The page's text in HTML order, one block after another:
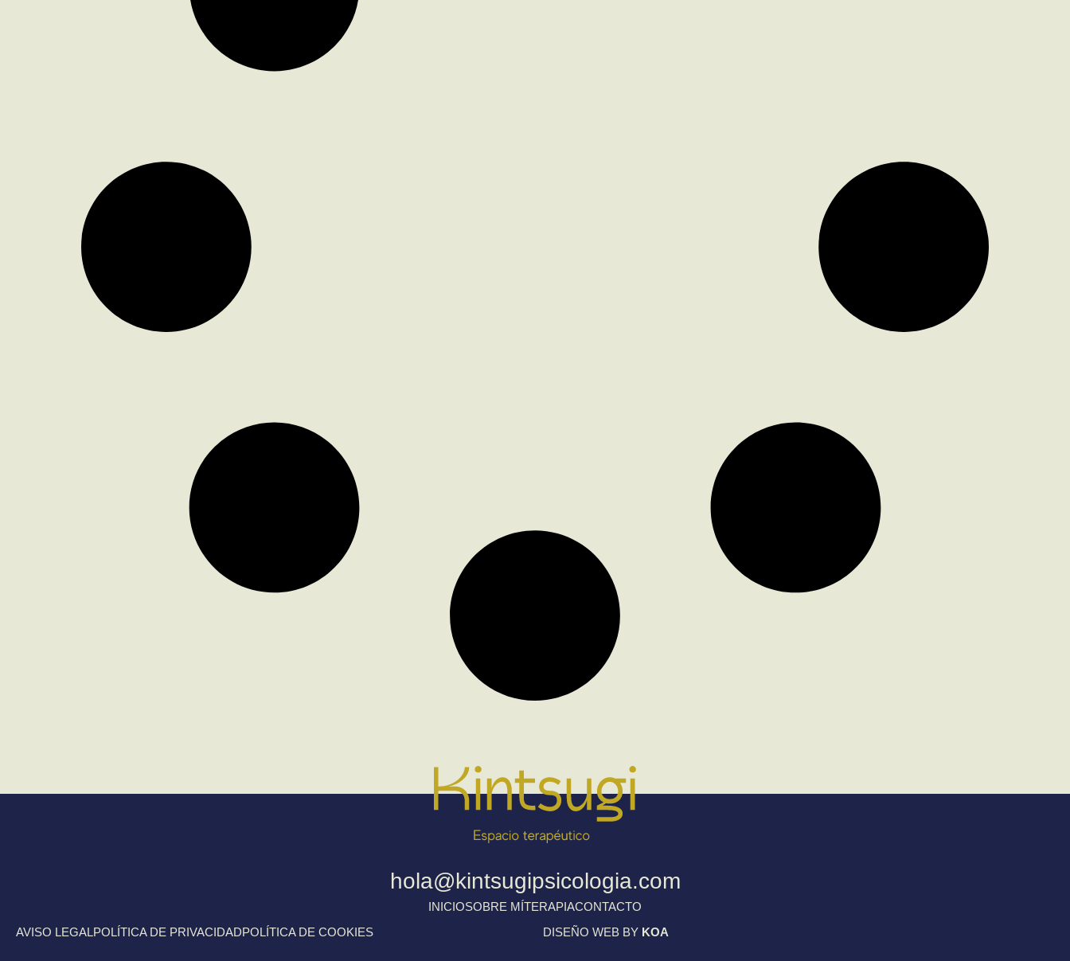
hola@kintsugipsicologia.com
INICIOSOBRE MÍTERAPIACONTACTO
AVISO LEGALPOLÍTICA DE PRIVACIDADPOLÍTICA DE COOKIES DISEÑO WEB BY KOA